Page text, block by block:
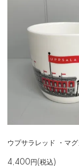
ウプサラレッド ・マ
4,400円(税込)